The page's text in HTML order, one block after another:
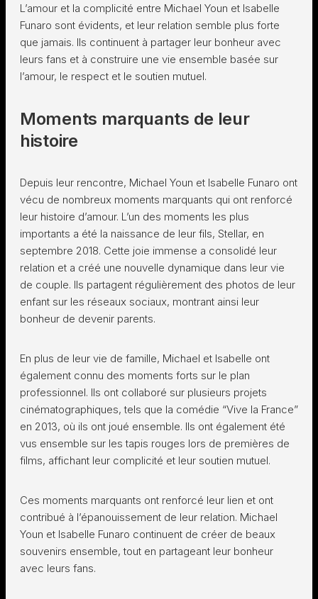
L’amour et la complicité entre Michael Youn et Isabelle
Funaro sont évidents, et leur relation semble plus forte
que jamais. Ils continuent à partager leur bonheur avec
leurs fans et à construire une vie ensemble basée sur
l’amour, le respect et le soutien mutuel.
Moments marquants de leur
histoire
Depuis leur rencontre, Michael Youn et Isabelle Funaro ont
vécu de nombreux moments marquants qui ont renforcé
leur histoire d’amour. L’un des moments les plus
importants a été la naissance de leur fils, Stellar, en
septembre 2018. Cette joie immense a consolidé leur
relation et a créé une nouvelle dynamique dans leur vie
de couple. Ils partagent régulièrement des photos de leur
enfant sur les réseaux sociaux, montrant ainsi leur
bonheur de devenir parents.
En plus de leur vie de famille, Michael et Isabelle ont
également connu des moments forts sur le plan
professionnel. Ils ont collaboré sur plusieurs projets
cinématographiques, tels que la comédie “Vive la France”
en 2013, où ils ont joué ensemble. Ils ont également été
vus ensemble sur les tapis rouges lors de premières de
films, affichant leur complicité et leur soutien mutuel.
Ces moments marquants ont renforcé leur lien et ont
contribué à l’épanouissement de leur relation. Michael
Youn et Isabelle Funaro continuent de créer de beaux
souvenirs ensemble, tout en partageant leur bonheur
avec leurs fans.